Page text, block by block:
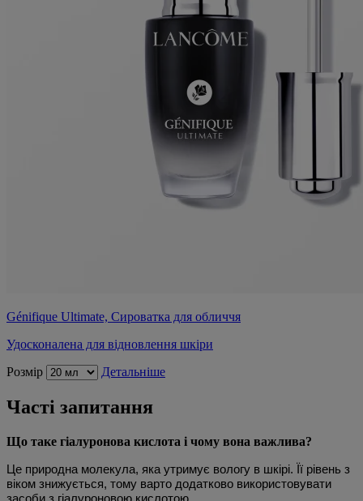
Génifique Ultimate, Сироватка для обличчя
Удосконалена для відновлення шкіри
Розмір
Детальніше
Часті запитання
Що таке гіалуронова кислота і чому вона важлива?
Це природна молекула, яка утримує вологу в шкірі. Її рівень з
віком знижується, тому варто додатково використовувати